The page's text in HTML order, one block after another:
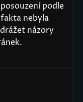
podle
nebyla
názory